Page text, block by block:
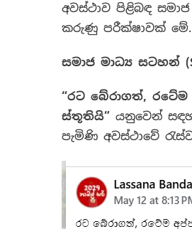
අවස්ථාව පිළිබඳ
කරුණු පරීක්ෂාවක් මේ.
සමාජ මාධ්‍ය සටහන් (
“රට බේරාගත්,
ස්තූතියි” යනුවෙන්
පැමිණි අවස්ථාවේ